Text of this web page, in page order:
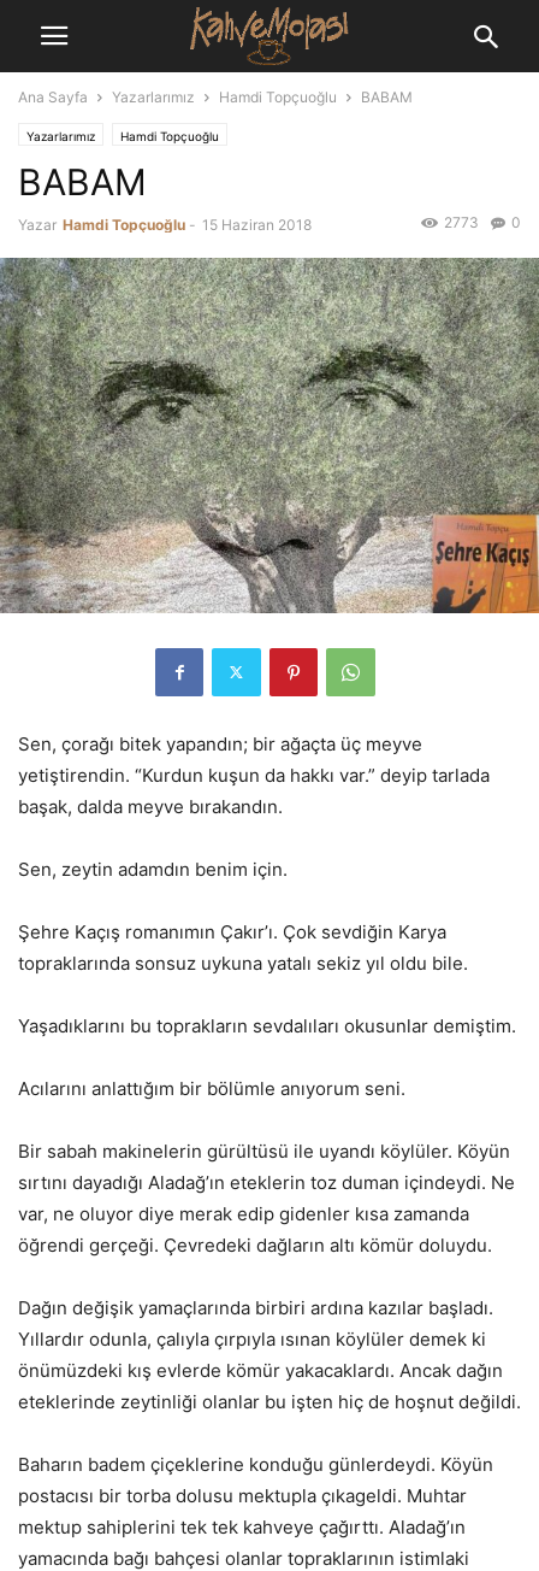
Ana Sayfa Yazarlarımız Hamdi Topçuoğlu BABAM
Yazarlarımız Hamdi Topçuoğlu
BABAM
Yazar Hamdi Topçuoğlu - 15 Haziran 2018 0
2773
Sen, çorağı bitek yapandın; bir ağaçta üç meyve
yetiştirendin. “Kurdun kuşun da hakkı var.” deyip tarlada
başak, dalda meyve bırakandın.
Sen, zeytin adamdın benim için.
Şehre Kaçış romanımın Çakır’ı. Çok sevdiğin Karya
topraklarında sonsuz uykuna yatalı sekiz yıl oldu bile.
Yaşadıklarını bu toprakların sevdalıları okusunlar demiştim.
Acılarını anlattığım bir bölümle anıyorum seni.
Bir sabah makinelerin gürültüsü ile uyandı köylüler. Köyün
sırtını dayadığı Aladağ’ın eteklerin toz duman içindeydi. Ne
var, ne oluyor diye merak edip gidenler kısa zamanda
öğrendi gerçeği. Çevredeki dağların altı kömür doluydu.
Dağın değişik yamaçlarında birbiri ardına kazılar başladı.
Yıllardır odunla, çalıyla çırpıyla ısınan köylüler demek ki
önümüzdeki kış evlerde kömür yakacaklardı. Ancak dağın
eteklerinde zeytinliği olanlar bu işten hiç de hoşnut değildi.
Baharın badem çiçeklerine konduğu günlerdeydi. Köyün
postacısı bir torba dolusu mektupla çıkageldi. Muhtar
mektup sahiplerini tek tek kahveye çağırttı. Aladağ’ın
yamacında bağı bahçesi olanlar topraklarının istimlaki